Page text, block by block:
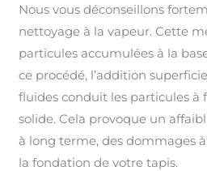
Nous vous déconseillons
nettoyage à la vapeur. Cette
particules accumulées à la
ce procédé, l’addition
fluides conduit les particules à
solide. Cela provoque un
à long terme, des dommages
la fondation de votre tapis.